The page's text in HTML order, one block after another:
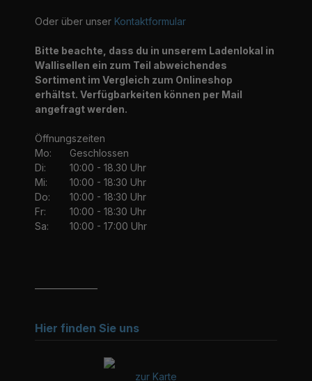
Oder über unser Kontaktformular
Bitte beachte, dass du in unserem Ladenlokal in
Wallisellen ein zum Teil abweichendes
Sortiment im Vergleich zum Onlineshop
erhältst. Verfügbarkeiten können per Mail
angefragt werden.
Öffnungszeiten
Mo:
Geschlossen
Di:
10:00 - 18.30 Uhr
Mi:
10:00 - 18:30 Uhr
Do:
10:00 - 18:30 Uhr
Fr:
10:00 - 18:30 Uhr
Sa:
10:00 - 17:00 Uhr
Hier finden Sie uns
zur Karte